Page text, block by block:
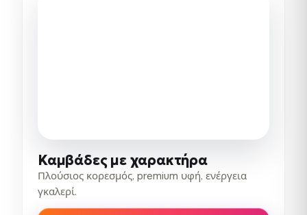
Καμβάδες με χαρακτήρα
Πλούσιος κορεσμός, premium υφή, ενέργεια
γκαλερί.